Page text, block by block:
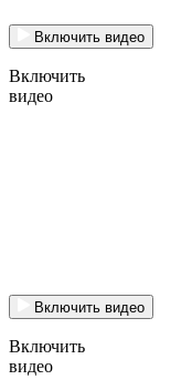
Включить видео
Включить
видео
Включить видео
Включить
видео